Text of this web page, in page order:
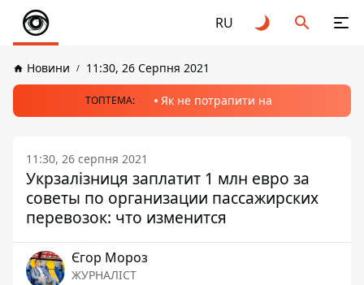
RU
Новини 11:30, 26 Серпня 2021
ТОПТЕМА: Як не потрапити на
11:30, 26 серпня 2021
Укрзалізниця заплатит 1 млн евро за
советы по организации пассажирских
перевозок: что изменится
Єгор Мороз
ЖУРНАЛІСТ